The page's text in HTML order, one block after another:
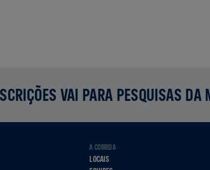
VAI PARA PESQUISAS DA
A CORRIDA
LOCAIS